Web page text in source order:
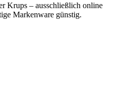
Krups – ausschließlich online
Markenware günstig.